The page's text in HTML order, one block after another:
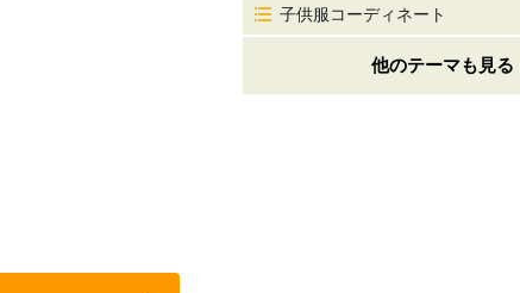
子供服コーディネート
他のテーマも見る